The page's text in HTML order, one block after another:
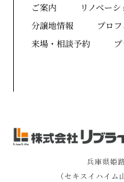
ご案内
リノベーシ
分譲地情報
プロ
来場・相談予約
兵庫県姫
（セキスイハイム